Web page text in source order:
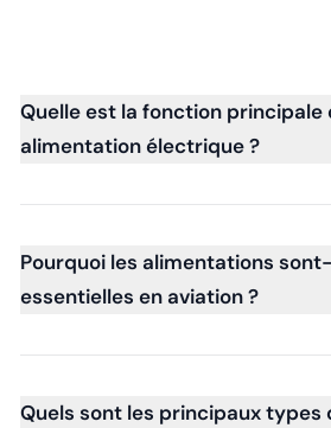
Quelle est la fonction principale
alimentation électrique ?
Pourquoi les alimentations
essentielles en aviation ?
Quels sont les principaux types